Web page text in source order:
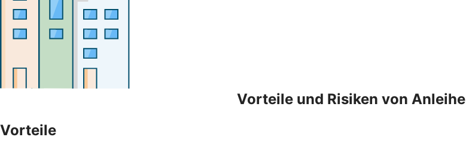
Vorteile und Risiken von
Vorteile